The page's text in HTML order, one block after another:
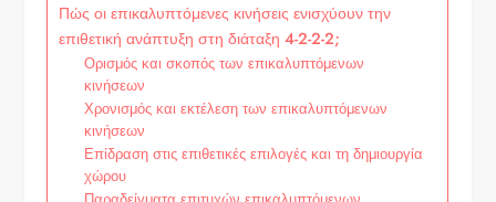
Πώς οι επικαλυπτόμενες κινήσεις ενισχύουν την
επιθετική ανάπτυξη στη διάταξη 4-2-2-2;
Ορισμός και σκοπός των επικαλυπτόμενων
κινήσεων
Χρονισμός και εκτέλεση των επικαλυπτόμενων
κινήσεων
Επίδραση στις επιθετικές επιλογές και τη δημιουργία
χώρου